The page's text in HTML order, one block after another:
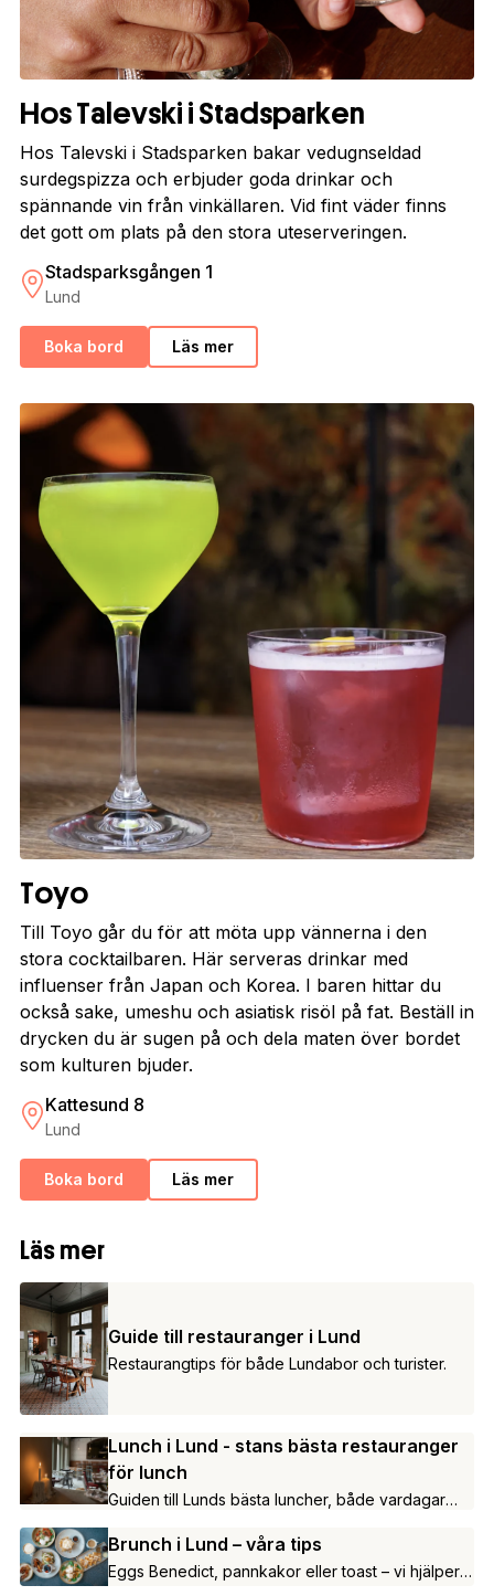
Hos Talevski i Stadsparken
Hos Talevski i Stadsparken bakar vedugnseldad
surdegspizza och erbjuder goda drinkar och
spännande vin från vinkällaren. Vid fint väder finns
det gott om plats på den stora uteserveringen.
Stadsparksgången 1
Lund
Boka bord Läs mer
Toyo
Till Toyo går du för att möta upp vännerna i den
stora cocktailbaren. Här serveras drinkar med
influenser från Japan och Korea. I baren hittar du
också sake, umeshu och asiatisk risöl på fat. Beställ in
drycken du är sugen på och dela maten över bordet
som kulturen bjuder.
Kattesund 8
Lund
Boka bord Läs mer
Läs mer
Guide till restauranger i Lund
Restaurangtips för både Lundabor och turister.
Lunch i Lund - stans bästa restauranger
för lunch
Guiden till Lunds bästa luncher, både vardagar
Brunch i Lund – våra tips
Eggs Benedict, pannkakor eller toast – vi hjälper
dig att hitta till stans bästa brunch.